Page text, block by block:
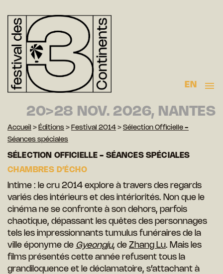
EN
20>28 NOV. 2026, NANTES
Accueil > Éditions > Festival 2014 > Sélection Officielle -
Séances spéciales
SÉLECTION OFFICIELLE - SÉANCES SPÉCIALES
CHAMBRES D’ÉCHO
Intime : le cru 2014 explore à travers des regards
variés des intérieurs et des intériorités. Non que le
cinéma ne se confronte à son dehors, parfois
chaotique, dépassant les quêtes des personnages
tels les impressionnants tumulus funéraires de la
ville éponyme de Gyeongju, de Zhang Lu. Mais les
films présentés cette année refusent tous la
grandiloquence et le déclamatoire, s’attachant à